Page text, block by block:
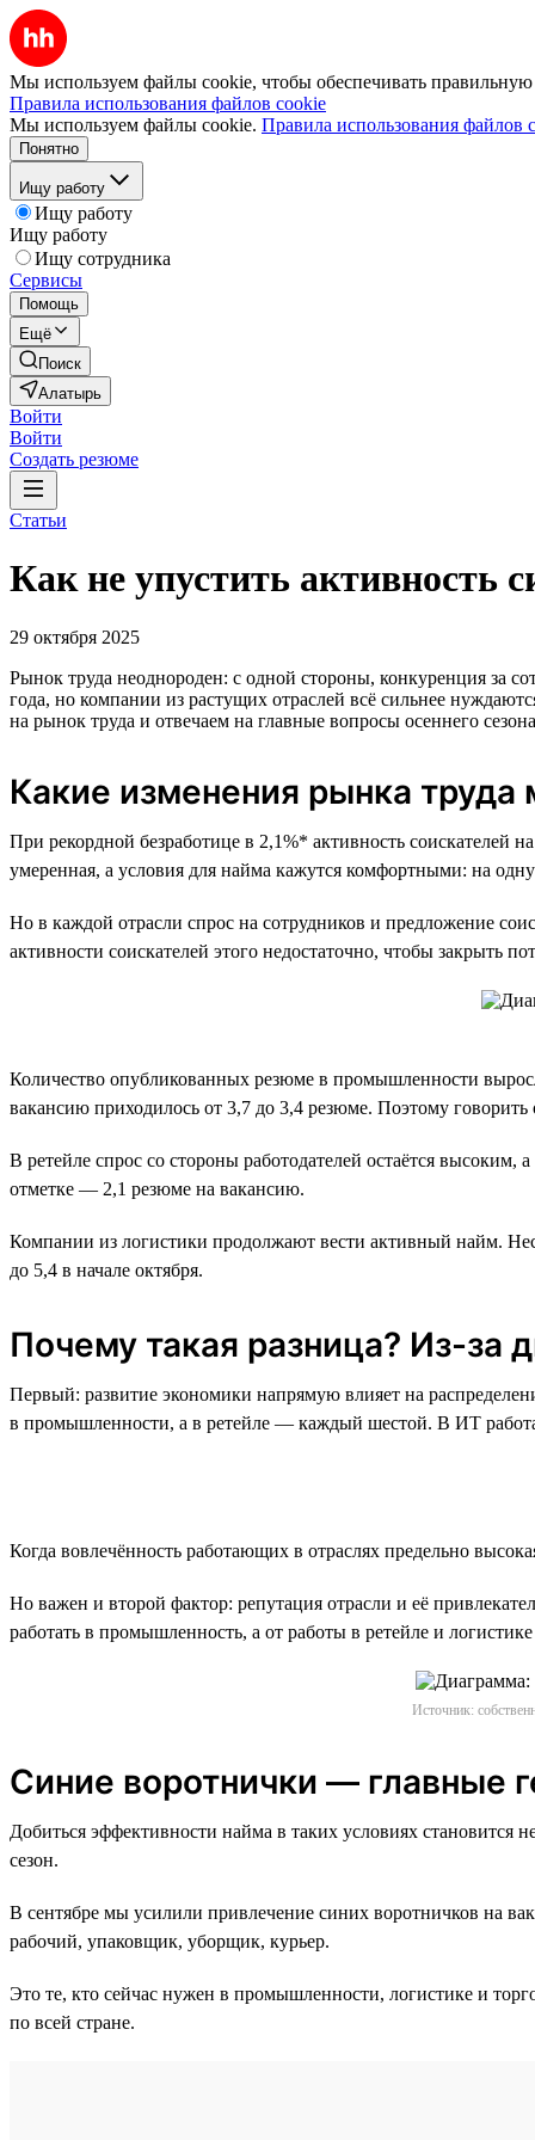
Мы используем файлы cookie, чтобы обеспечивать правильную
Правила использования файлов cookie
Мы используем файлы cookie. Правила использования файлов
Понятно
Ищу работу
Ищу работу
Ищу работу
Ищу сотрудника
Сервисы
Помощь
Ещё
Поиск
Алатырь
Войти
Войти
Создать резюме
Статьи
Как не упустить активность
29 октября 2025
Рынок труда неоднороден: с одной стороны, конкуренция за
года, но компании из растущих отраслей всё сильнее
на рынок труда и отвечаем на главные вопросы осеннего
Какие изменения рынка
При рекордной безработице в 2,1%* активность соискателей
умеренная, а условия для найма кажутся комфортными: на
Но в каждой отрасли спрос на сотрудников и предложение
активности соискателей этого недостаточно, чтобы закрыть
Количество опубликованных резюме в промышленности
вакансию приходилось от 3,7 до 3,4 резюме. Поэтому
В ретейле спрос со стороны работодателей остаётся высоким,
отметке — 2,1 резюме на вакансию.
Компании из логистики продолжают вести активный найм.
до 5,4 в начале октября.
Почему такая разница? Из-за
Первый: развитие экономики напрямую влияет на
в промышленности, а в ретейле — каждый шестой. В ИТ
Когда вовлечённость работающих в отраслях предельно
Но важен и второй фактор: репутация отрасли и её
работать в промышленность, а от работы в ретейле и
Источник:
Синие воротнички — главные
Добиться эффективности найма в таких условиях
сезон.
В сентябре мы усилили привлечение синих воротничков на
рабочий, упаковщик, уборщик, курьер.
Это те, кто сейчас нужен в промышленности, логистике и
по всей стране.